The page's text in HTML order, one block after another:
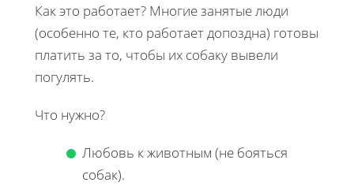
Как это работает? Многие занятые люди
(особенно те, кто работает допоздна) готовы
платить за то, чтобы их собаку вывели
погулять.
Что нужно?
Любовь к животным (не бояться
собак).